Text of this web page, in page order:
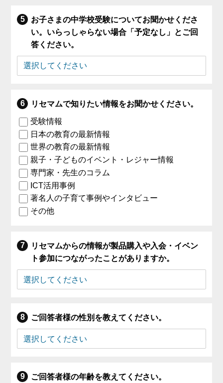
お子さまの中学校受験についてお聞かせくださ
い。いらっしゃらない場合「予定なし」とご回
答ください。
リセマムで知りたい情報をお聞かせください。
受験情報
日本の教育の最新情報
世界の教育の最新情報
親子・子どものイベント・レジャー情報
専門家・先生のコラム
ICT活用事例
著名人の子育て事例やインタビュー
その他
リセマムからの情報が製品購入や入会・イベン
ト参加につながったことがありますか。
ご回答者様の性別を教えてください。
ご回答者様の年齢を教えてください。